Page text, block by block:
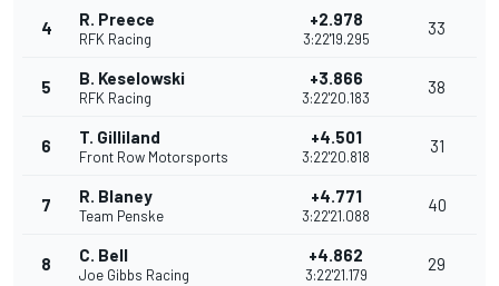
4 R. Preece
RFK Racing
+2.978
3:22'19.295
33
5 B. Keselowski
RFK Racing
+3.866
3:22'20.183
38
6 T. Gilliland
Front Row Motorsports
+4.501
3:22'20.818
31
7 R. Blaney
Team Penske
+4.771
3:22'21.088
40
8 C. Bell
Joe Gibbs Racing
+4.862
3:22'21.179
29